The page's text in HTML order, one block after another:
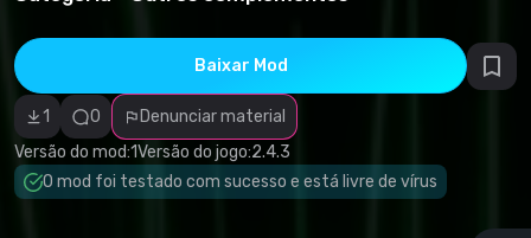
Baixar Mod
1 0
Denunciar material
Versão do mod:1Versão do jogo:2.4.3
O mod foi testado com sucesso e está livre de vírus
incorreta
Software
malicioso/vírus
Conteúdo não
funcional
Descrição